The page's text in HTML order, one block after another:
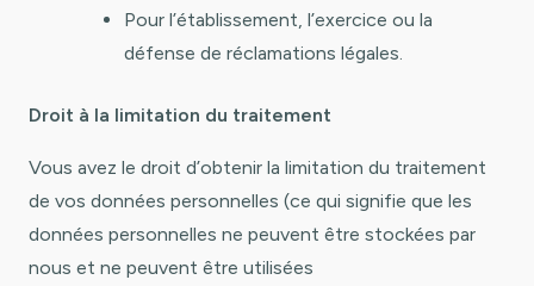
Pour l’établissement, l’exercice ou la
défense de réclamations légales.
Droit à la limitation du traitement
Vous avez le droit d’obtenir la limitation du traitement
de vos données personnelles (ce qui signifie que les
données personnelles ne peuvent être stockées par
nous et ne peuvent être utilisées